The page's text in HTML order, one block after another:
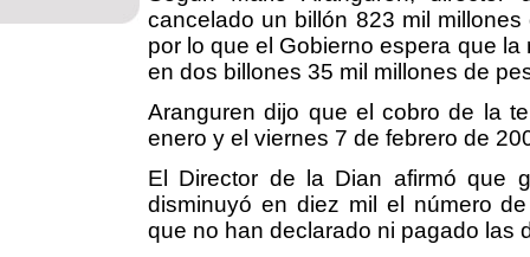
cancelado un billón 823 mil
por lo que el Gobierno espera que
en dos billones 35 mil millones de
Aranguren dijo que el cobro de la
enero y el viernes 7 de febrero de
El Director de la Dian afirmó que
disminuyó en diez mil el número
que no han declarado ni pagado las